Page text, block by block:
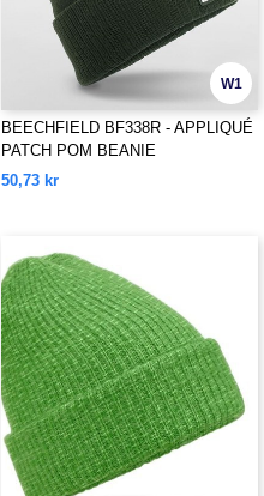
W1
BEECHFIELD BF338R - APPLIQUÉ
PATCH POM BEANIE
50,73 kr